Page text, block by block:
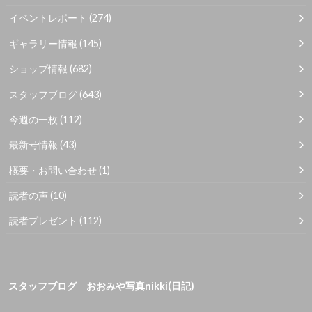
イベントレポート (274)
ギャラリー情報 (145)
ショップ情報 (682)
スタッフブログ (643)
今週の一枚 (112)
最新号情報 (43)
概要・お問い合わせ (1)
読者の声 (10)
読者プレゼント (112)
スタッフブログ おおみや写真nikki(日記)